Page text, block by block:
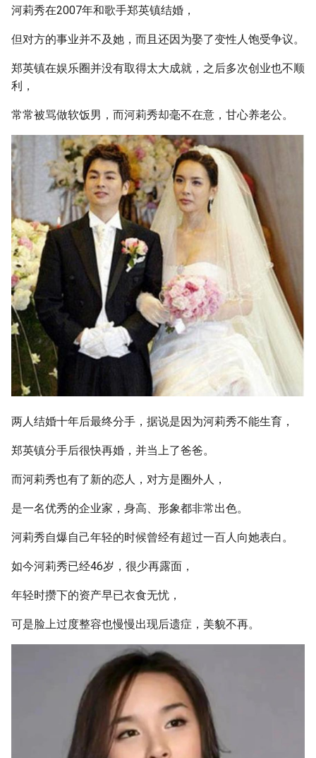
河莉秀在2007年和歌手郑英镇结婚，
但对方的事业并不及她，而且还因为娶了变性人饱受争议。
郑英镇在娱乐圈并没有取得太大成就，之后多次创业也不顺
利，
常常被骂做软饭男，而河莉秀却毫不在意，甘心养老公。
两人结婚十年后最终分手，据说是因为河莉秀不能生育，
郑英镇分手后很快再婚，并当上了爸爸。
而河莉秀也有了新的恋人，对方是圈外人，
是一名优秀的企业家，身高、形象都非常出色。
河莉秀自爆自己年轻的时候曾经有超过一百人向她表白。
如今河莉秀已经46岁，很少再露面，
年轻时攒下的资产早已衣食无忧，
可是脸上过度整容也慢慢出现后遗症，美貌不再。